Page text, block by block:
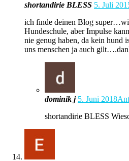
shortandirie BLESS 5. Juli
ich finde deinen Blog
Hundeschule, aber Impulse
nie genug haben, da kein hund
uns menschen ja auch
dominik j 5. Juni 2018
shortandirie BLESS